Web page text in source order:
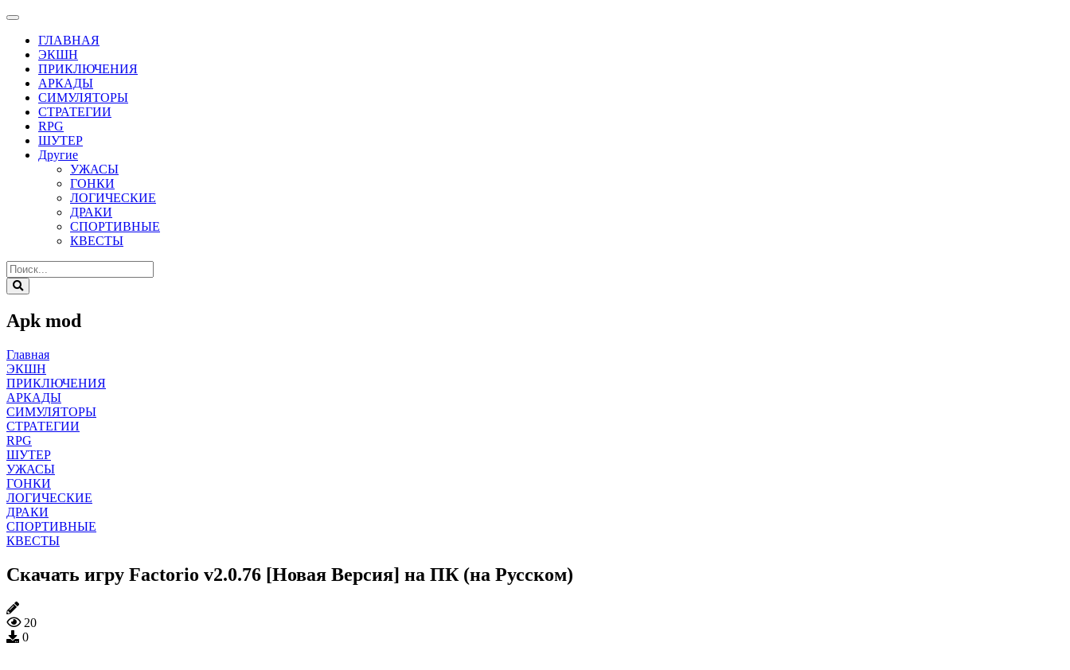
ГЛАВНАЯ
ЭКШН
ПРИКЛЮЧЕНИЯ
АРКАДЫ
СИМУЛЯТОРЫ
СТРАТЕГИИ
RPG
ШУТЕР
Другие
УЖАСЫ
ГОНКИ
ЛОГИЧЕСКИЕ
ДРАКИ
СПОРТИВНЫЕ
КВЕСТЫ
Apk mod
Главная
ЭКШН
ПРИКЛЮЧЕНИЯ
АРКАДЫ
СИМУЛЯТОРЫ
СТРАТЕГИИ
RPG
ШУТЕР
УЖАСЫ
ГОНКИ
ЛОГИЧЕСКИЕ
ДРАКИ
СПОРТИВНЫЕ
КВЕСТЫ
Скачать игру Factorio v2.0.76 [Новая Версия] на ПК (на Русском)
20
0